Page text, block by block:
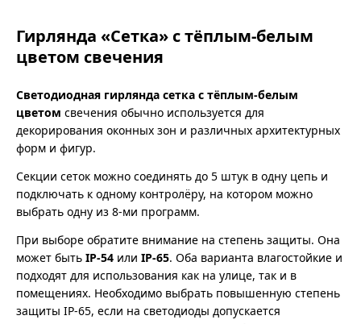
Гирлянда «Сетка» с тёплым-белым
цветом свечения
Светодиодная гирлянда сетка с тёплым-белым
цветом свечения обычно используется для
декорирования оконных зон и различных архитектурных
форм и фигур.
Секции сеток можно соединять до 5 штук в одну цепь и
подключать к одному контролёру, на котором можно
выбрать одну из 8-ми программ.
При выборе обратите внимание на степень защиты. Она
может быть IP-54 или IP-65. Оба варианта влагостойкие и
подходят для использования как на улице, так и в
помещениях. Необходимо выбрать повышенную степень
защиты IP-65, если на светодиоды допускается